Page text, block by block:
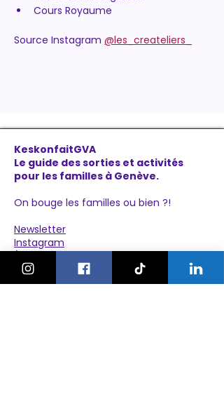
Cours Royaume
Source Instagram @les_createliers_
KeskonfaitGVA
Le guide des sorties et activités
pour les familles à Genève.
On bouge les familles ou bien ?!
Newsletter
Instagram